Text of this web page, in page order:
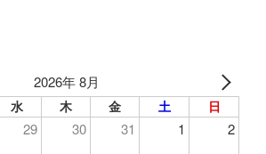
2026年 8月
水 木 金 土 日
29 30 31 1 2